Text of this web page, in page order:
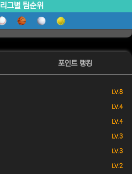
리그별 팀순위
포인트 랭킹
LV. 8
LV. 4
LV. 4
LV. 3
LV. 3
LV. 2